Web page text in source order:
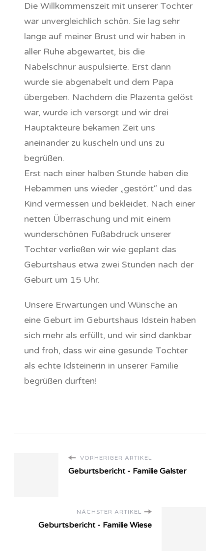
Die Willkommenszeit mit unserer Tochter
war unvergleichlich schön. Sie lag sehr
lange auf meiner Brust und wir haben in
aller Ruhe abgewartet, bis die
Nabelschnur auspulsierte. Erst dann
wurde sie abgenabelt und dem Papa
übergeben. Nachdem die Plazenta gelöst
war, wurde ich versorgt und wir drei
Hauptakteure bekamen Zeit uns
aneinander zu kuscheln und uns zu
begrüßen.
Erst nach einer halben Stunde haben die
Hebammen uns wieder „gestört“ und das
Kind vermessen und bekleidet. Nach einer
netten Überraschung und mit einem
wunderschönen Fußabdruck unserer
Tochter verließen wir wie geplant das
Geburtshaus etwa zwei Stunden nach der
Geburt um 15 Uhr.
Unsere Erwartungen und Wünsche an
eine Geburt im Geburtshaus Idstein haben
sich mehr als erfüllt, und wir sind dankbar
und froh, dass wir eine gesunde Tochter
als echte Idsteinerin in unserer Familie
begrüßen durften!
VORHERIGER ARTIKEL
Geburtsbericht - Familie Galster
NÄCHSTER ARTIKEL
Geburtsbericht - Familie Wiese